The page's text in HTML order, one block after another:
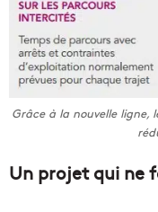
Grâce à la nouvelle ligne,
Un projet qui ne